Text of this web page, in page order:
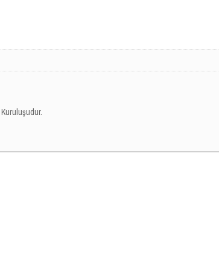
Kuruluşudur.